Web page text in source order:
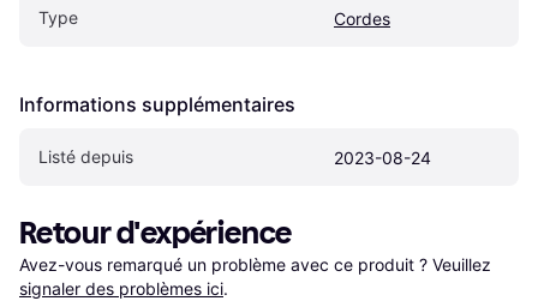
Type Cordes
Informations supplémentaires
Listé depuis 2023-08-24
Retour d'expérience
Avez-vous remarqué un problème avec ce produit ? Veuillez
signaler des problèmes ici.